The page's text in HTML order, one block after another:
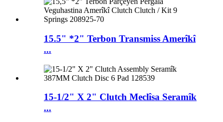
15.5" *2" Terbon Transmiss Amerîkî
...
15-1/2" X 2" Clutch Meclîsa Seramîk
...